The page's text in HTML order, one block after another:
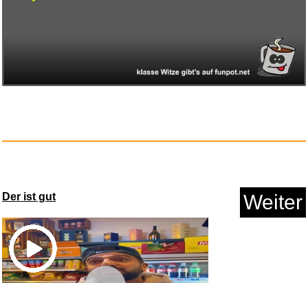
Der ist gut Weiter